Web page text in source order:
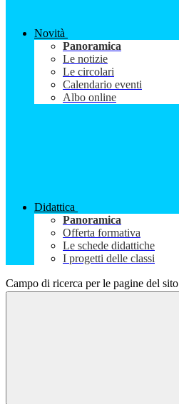
Novità
Panoramica
Le notizie
Le circolari
Calendario eventi
Albo online
Didattica
Panoramica
Offerta formativa
Le schede didattiche
I progetti delle classi
Campo di ricerca per le pagine del sito